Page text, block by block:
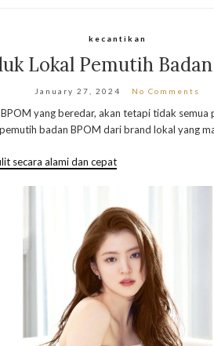
kecantikan
Lokal Pemutih
January 27, 2024 No Comments
yang beredar, akan tetapi tidak semua
badan BPOM dari brand lokal yang
secara alami dan cepat